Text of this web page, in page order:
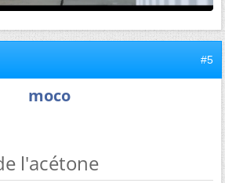
#5
moco
l'acétone